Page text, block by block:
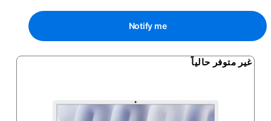
Notify me
غير متوفر حالياً